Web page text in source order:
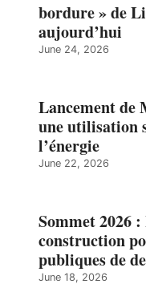
bordure » de
aujourd’hui
June 24, 2026
Lancement de
une utilisation
l’énergie
June 22, 2026
Sommet 2026
construction
publiques de
June 18, 2026